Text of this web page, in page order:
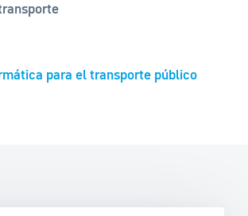
para el transporte público